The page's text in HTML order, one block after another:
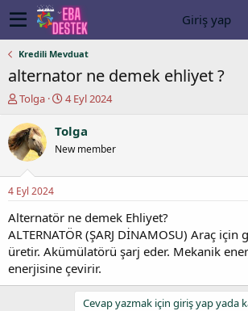
Giriş yap
Kredili Mevduat
alternator ne demek ehliyet ?
K
n
u
y
b
a
ş
a
t
a
n
Tolga
B
ş
a
ç
t
a
r
i
h
4 Eyl 2024
Tolga
New member
4 Eyl 2024
Alternatör ne demek Ehliyet?
ALTERNATÖR (ŞARJ DİNAMOSU) Araç
üretir. Akümülatörü şarj eder. Mekanik
enerjisine çevirir.
Cevap yazmak için giriş yap yada